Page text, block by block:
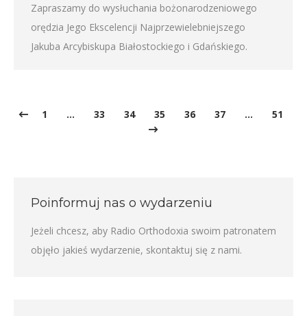
Zapraszamy do wysłuchania bożonarodzeniowego
orędzia Jego Ekscelencji Najprzewielebniejszego
Jakuba Arcybiskupa Białostockiego i Gdańskiego.
1 … 33 34 35 36 37 … 51
Poinformuj nas o wydarzeniu
Jeżeli chcesz, aby Radio Orthodoxia swoim patronatem
objęło jakieś wydarzenie, skontaktuj się z nami.